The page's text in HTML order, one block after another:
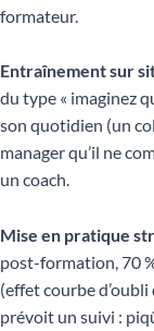
formateur.
Entraînement sur
du type « imaginez
son quotidien (un
manager qu’il ne
un coach.
Mise en pratique
post-formation, 70
(effet courbe
prévoit un suivi :